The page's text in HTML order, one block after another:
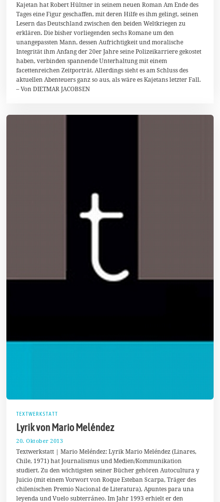
D
e
z
m
b
e
r
2
0
1
3
Kajetan hat Robert Hültner in seinem neuen Roman Am Ende des
Tages eine Figur geschaffen, mit deren Hilfe es ihm gelingt, seinen
Lesern das Deutschland zwischen den beiden Weltkriegen zu
erklären. Die bisher vorliegenden sechs Romane um den
unangepassten Mann, dessen Aufrichtigkeit und moralische
Integrität ihm Anfang der 20er Jahre seine Polizeikarriere gekostet
haben, verbinden spannende Unterhaltung mit einem
facettenreichen Zeitporträt. Allerdings sieht es am Schluss des
aktuellen Abenteuers ganz so aus, als wäre es Kajetans letzter Fall.
– Von DIETMAR JACOBSEN
TEXTWERKSTATT
Lyrik von Mario Meléndez
20. Oktober 2013
4
.
F
e
b
u
a
Textwerkstatt | Mario Meléndez: Lyrik Mario Meléndez (Linares,
Chile, 1971) hat Journalismus und Medien/Kommunikation
studiert. Zu den wichtigsten seiner Bücher gehören Autocultura y
Juicio (mit einem Vorwort von Roque Esteban Scarpa, Träger des
chilenischen Premio Nacional de Literatura), Apuntes para una
leyenda und Vuelo subterráneo. Im Jahr 1993 erhielt er den